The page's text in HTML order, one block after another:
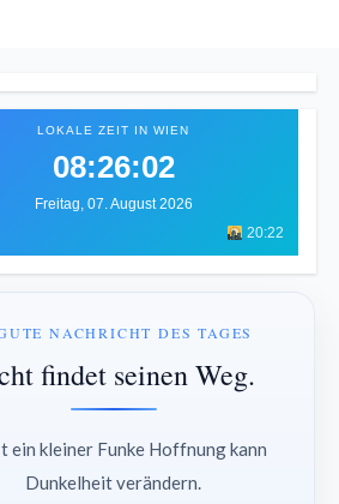
LOKALE ZEIT IN WIEN
08:26:04
Freitag, 07. August 2026
20:22
NACHRICHT DES TAGES
findet seinen Weg.
ein kleiner Funke Hoffnung kann
Dunkelheit verändern.